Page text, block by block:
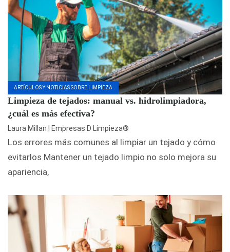
ARTÍCULOS Y NOTICIAS SOBRE LIMPIEZA
Limpieza de tejados: manual vs. hidrolimpiadora,
¿cuál es más efectiva?
Laura Millan | Empresas D Limpieza®
Los errores más comunes al limpiar un tejado y cómo
evitarlos Mantener un tejado limpio no solo mejora su
apariencia,